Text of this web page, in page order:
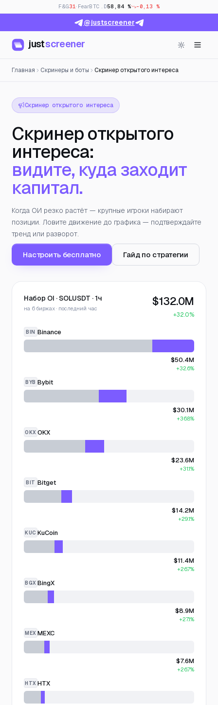
F&G31· FearBTC.D58,84 % -0,13 %
@justscreener
justscreener
Главная Скринеры и боты Скринер открытого интереса
Скринер открытого интереса
Скринер открытого
интереса:
видите, куда заходит
капитал.
Когда ОИ резко растёт — крупные игроки набирают
позиции. Ловите движение до графика — подтверждайте
тренд или разворот.
Настроить бесплатно Гайд по стратегии
Набор OI · SOLUSDT · 1ч
на 6 биржах · последний час
$132.0M
+32.0%
BIN Binance
$50.4M
+32.6%
BYB Bybit
$30.1M
+36.8%
OKX OKX
$23.6M
+31.1%
BIT Bitget
$14.2M
+29.1%
KUC KuCoin
$11.4M
+26.7%
BGX BingX
$8.9M
+27.1%
MEX MEXC
$7.6M
+26.7%
HTX HTX